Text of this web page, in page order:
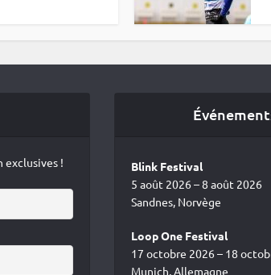
exclusives !
Blink Festival
5 août 2026 – 8 août 2026
Sandnes, Norvège
Loop One Festival
17 octobre 2026 – 18
Munich, Allemagne